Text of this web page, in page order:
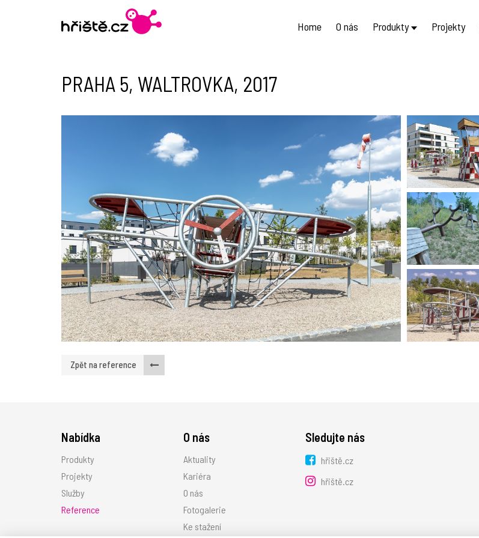
Home O nás Produkty Projekty
PRAHA 5, WALTROVKA, 2017
Zpět na reference
Nabídka
Produkty
Projekty
Služby
Reference
O nás
Aktuality
Kariéra
O nás
Fotogalerie
Ke stažení
Sledujte nás
hřiště.cz
hřiště.cz